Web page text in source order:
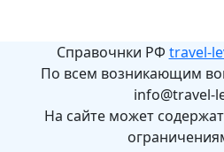
Справочнки РФ travel-
По всем возникающим
info@travel-
На сайте может